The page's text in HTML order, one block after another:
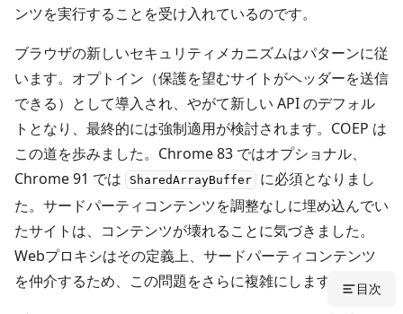
ンツを実行することを受け入れているのです。
ブラウザの新しいセキュリティメカニズムはパターンに従
います。オプトイン（保護を望むサイトがヘッダーを送信
できる）として導入され、やがて新しい API のデフォル
トとなり、最終的には強制適用が検討されます。COEP は
この道を歩みました。Chrome 83 ではオプショナル、
Chrome 91 では
SharedArrayBuffer
に必須となりまし
た。サードパーティコンテンツを調整なしに埋め込んでい
たサイトは、コンテンツが壊れることに気づきました。
Webプロキシはその定義上、サードパーティコンテンツ
を仲介するため、この問題をさらに複雑にします。
目次